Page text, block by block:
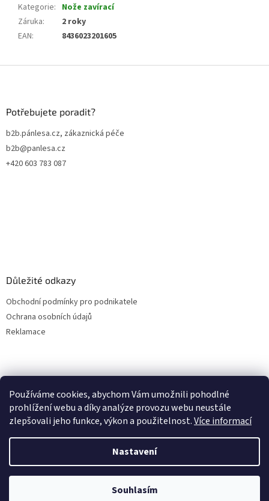
Používáme cookies, abychom Vám umožnili pohodlné
prohlížení webu a díky analýze provozu webu neustále
zlepšovali jeho funkce, výkon a použitelnost.Více informací
Nastavení
Souhlasím
Kategorie: Nože zavírací
Záruka:
2 roky
EAN: 8436023201605
Potřebujete poradit?
b2b.pánlesa.cz, zákaznická péče
b2b@panlesa.cz
+420 603 783 087
Důležité odkazy
Obchodní podmínky pro podnikatele
Ochrana osobních údajů
Reklamace
Vytvořil Shoptet
B2B.PánLesa.cz. Všechna práva vyhrazena.